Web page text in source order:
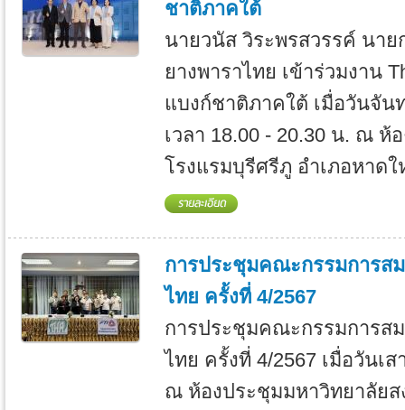
ชาติภาคใต้
นายวนัส วิระพรสวรรค์ นา
ยางพาราไทย เข้าร่วมงาน
แบงก์ชาติภาคใต้ เมื่อวันจัน
เวลา 18.00 - 20.30 น. ณ ห้
โรงแรมบุรีศรีภู อำเภอหาด
การประชุมคณะกรรมการส
ไทย ครั้งที่ 4/2567
การประชุมคณะกรรมการส
ไทย ครั้งที่ 4/2567 เมื่อวันเ
ณ ห้องประชุมมหาวิทยาลัย